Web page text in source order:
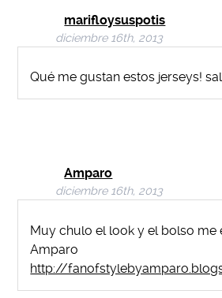
marifloysuspotis
diciembre 16th, 2013
Qué me gustan estos jerseys!
Amparo
diciembre 16th, 2013
Muy chulo el look y el bolso me
Amparo
http://